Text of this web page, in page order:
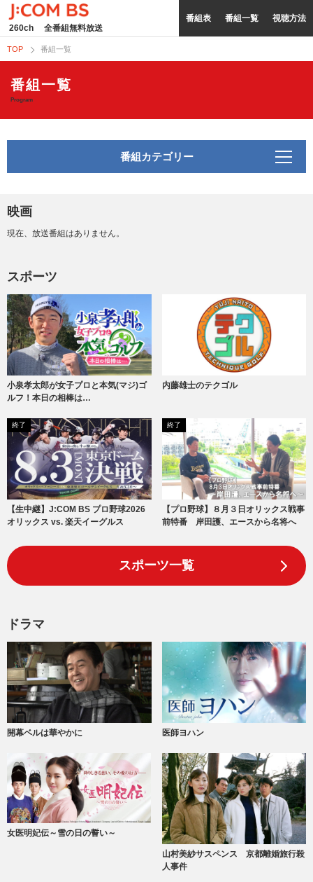
260ch 全番組無料放送
番組表 番組一覧 視聴方法
TOP 番組一覧
番組一覧
Program
番組カテゴリー
映画
現在、放送番組はありません。
スポーツ
小泉孝太郎が女子プロと本気(マジ)ゴ
ルフ！本日の相棒は…
内藤雄士のテクゴル
終了
【生中継】J:COM BS プロ野球2026
オリックス vs. 楽天イーグルス
終了
【プロ野球】８月３日オリックス戦事
前特番 岸田護、エースから名将へ
スポーツ一覧
ドラマ
開幕ベルは華やかに 医師ヨハン
女医明妃伝～雪の日の誓い～
山村美紗サスペンス 京都離婚旅行殺
人事件